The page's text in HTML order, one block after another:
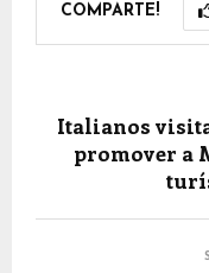
COMPARTE!
Italianos
promover a